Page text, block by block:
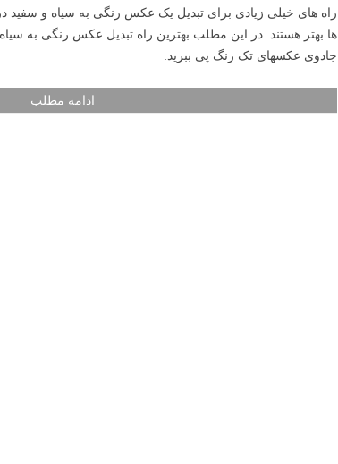
راه های خیلی زیادی برای تبدیل یک عکس رنگی به سیاه و سفید
ها بهتر هستند. در این مطلب بهترین راه تبدیل عکس رنگی به
جادوی عکسهای تک رنگ پی ببرید.
ادامه مطلب